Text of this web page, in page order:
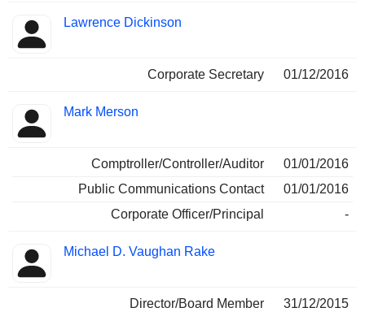
Lawrence Dickinson
Corporate Secretary 01/12/2016
Mark Merson
Comptroller/Controller/Auditor
01/01/2016
Public Communications Contact
01/01/2016
Corporate Officer/Principal
-
Michael D. Vaughan Rake
Director/Board Member
31/12/2015